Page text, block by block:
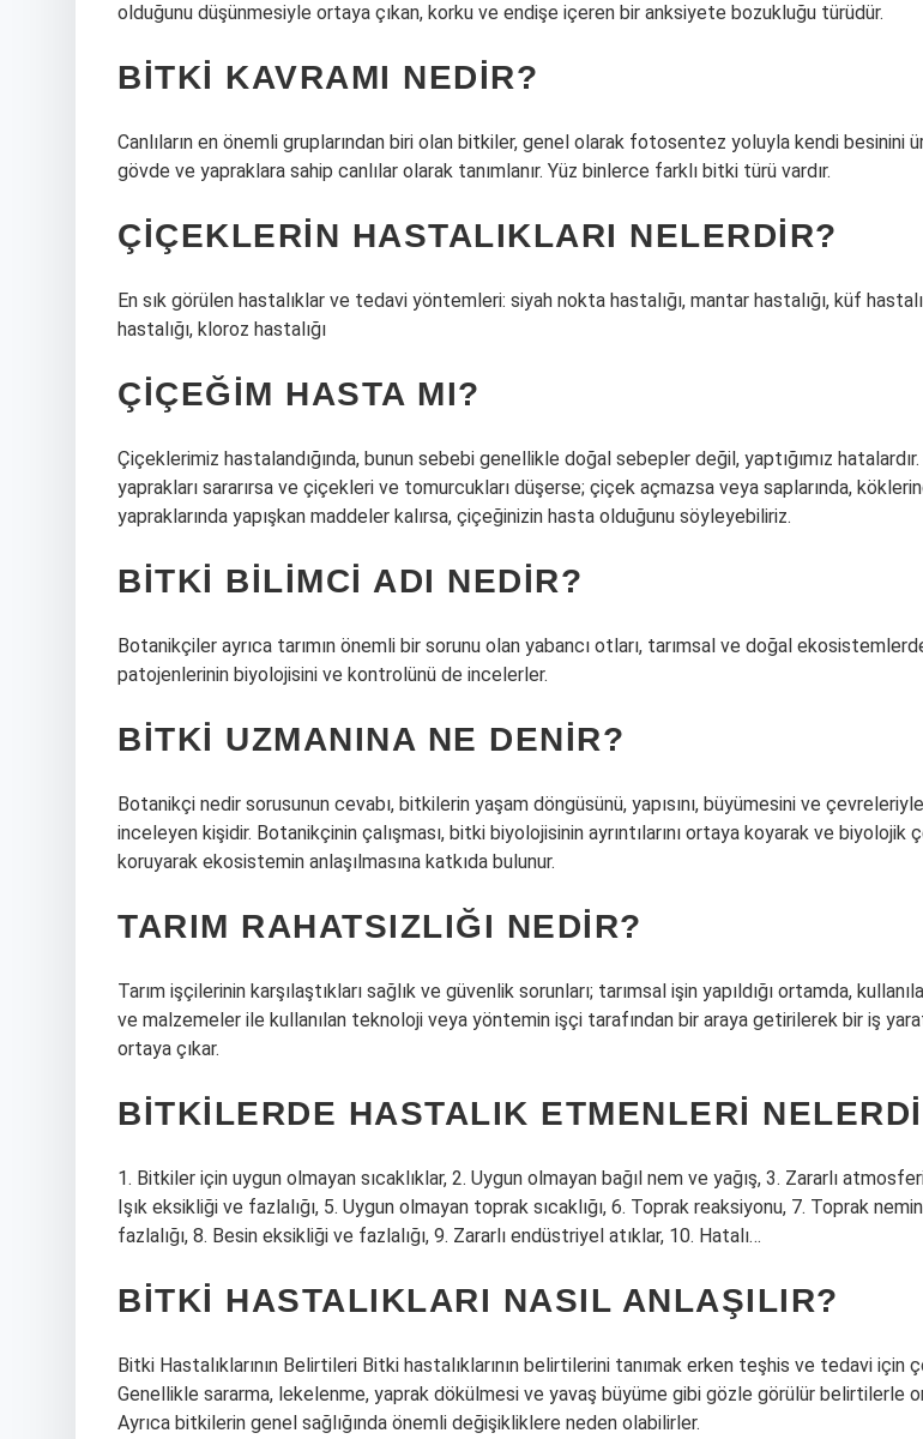
olduğunu düşünmesiyle ortaya çıkan, korku ve endişe içeren bir anksiyete bozukluğu türüdür.
BITKI KAVRAMI NEDIR?
Canlıların en önemli gruplarından biri olan bitkiler, genel olarak fotosentez yoluyla kendi besinini
gövde ve yapraklara sahip canlılar olarak tanımlanır. Yüz binlerce farklı bitki türü vardır.
ÇIÇEKLERIN HASTALIKLARI NELERDIR?
En sık görülen hastalıklar ve tedavi yöntemleri: siyah nokta hastalığı, mantar hastalığı, küf
hastalığı, kloroz hastalığı
ÇIÇEĞIM HASTA MI?
Çiçeklerimiz hastalandığında, bunun sebebi genellikle doğal sebepler değil, yaptığımız
yaprakları sararırsa ve çiçekleri ve tomurcukları düşerse; çiçek açmazsa veya saplarında,
yapraklarında yapışkan maddeler kalırsa, çiçeğinizin hasta olduğunu söyleyebiliriz.
BITKI BILIMCI ADI NEDIR?
Botanikçiler ayrıca tarımın önemli bir sorunu olan yabancı otları, tarımsal ve doğal
patojenlerinin biyolojisini ve kontrolünü de incelerler.
BITKI UZMANINA NE DENIR?
Botanikçi nedir sorusunun cevabı, bitkilerin yaşam döngüsünü, yapısını, büyümesini ve
inceleyen kişidir. Botanikçinin çalışması, bitki biyolojisinin ayrıntılarını ortaya koyarak ve biyolojik
koruyarak ekosistemin anlaşılmasına katkıda bulunur.
TARIM RAHATSIZLIĞI NEDIR?
Tarım işçilerinin karşılaştıkları sağlık ve güvenlik sorunları; tarımsal işin yapıldığı ortamda,
ve malzemeler ile kullanılan teknoloji veya yöntemin işçi tarafından bir araya getirilerek bir iş
ortaya çıkar.
BITKILERDE HASTALIK ETMENLERI
1. Bitkiler için uygun olmayan sıcaklıklar, 2. Uygun olmayan bağıl nem ve yağış, 3. Zararlı
Işık eksikliği ve fazlalığı, 5. Uygun olmayan toprak sıcaklığı, 6. Toprak reaksiyonu, 7. Toprak
fazlalığı, 8. Besin eksikliği ve fazlalığı, 9. Zararlı endüstriyel atıklar, 10. Hatalı…
BITKI HASTALIKLARI NASIL ANLAŞILIR?
Bitki Hastalıklarının Belirtileri Bitki hastalıklarının belirtilerini tanımak erken teşhis ve tedavi için
Genellikle sararma, lekelenme, yaprak dökülmesi ve yavaş büyüme gibi gözle görülür belirtilerle
Ayrıca bitkilerin genel sağlığında önemli değişikliklere neden olabilirler.